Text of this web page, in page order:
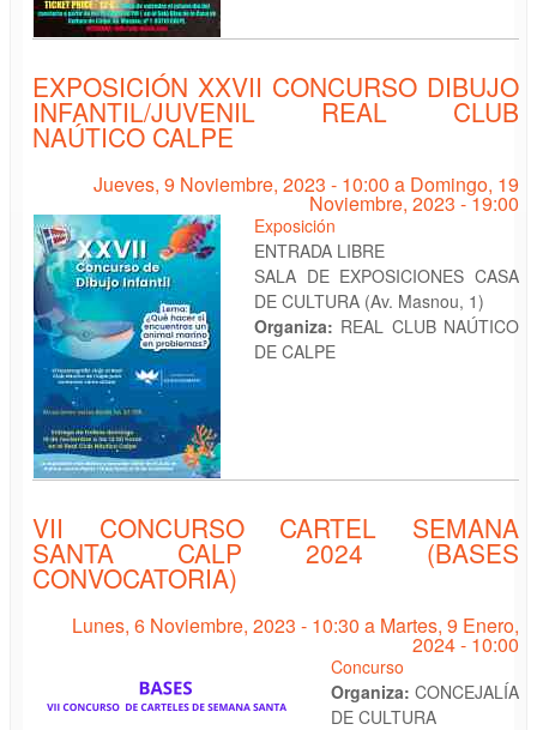
EXPOSICIÓN XXVII CONCURSO DIBUJO
INFANTIL/JUVENIL REAL CLUB
NAÚTICO CALPE
Jueves, 9 Noviembre, 2023 - 10:00 a Domingo, 19
Noviembre, 2023 - 19:00
Exposición
ENTRADA LIBRE
SALA DE EXPOSICIONES CASA
DE CULTURA (Av. Masnou, 1)
Organiza: REAL CLUB NAÚTICO
DE CALPE
VII CONCURSO CARTEL SEMANA
SANTA CALP 2024 (BASES
CONVOCATORIA)
Lunes, 6 Noviembre, 2023 - 10:30 a Martes, 9 Enero,
2024 - 10:00
Concurso
Organiza: CONCEJALÍA
DE CULTURA